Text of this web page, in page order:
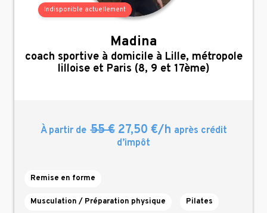
Indisponible actuellement
Madina
,
coach sportive à domicile à Lille, métropole
lilloise et Paris (8, 9 et 17ème)
À partir de 55 €27,50 €/h après crédit
d’impôt
Remise en forme
Musculation / Préparation physique Pilates